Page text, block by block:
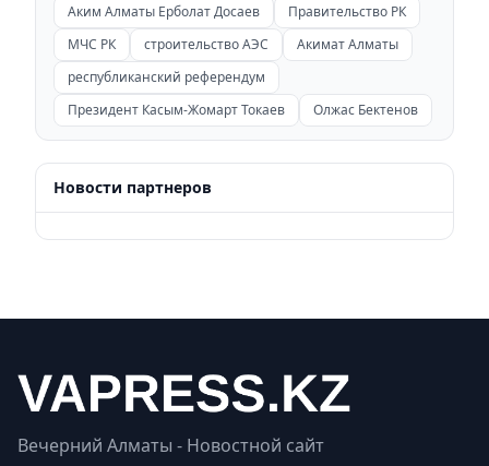
Аким Алматы Ерболат Досаев
Правительство РК
МЧС РК
строительство АЭС
Акимат Алматы
республиканский референдум
Президент Касым-Жомарт Токаев
Олжас Бектенов
Новости партнеров
Вечерний Алматы - Новостной сайт